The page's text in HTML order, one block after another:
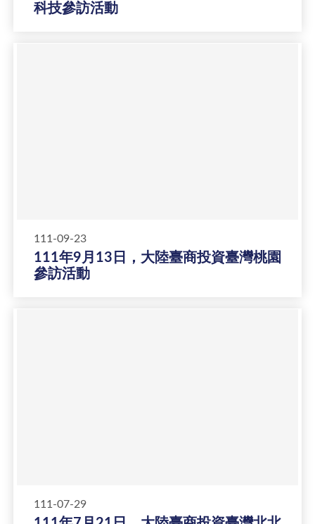
科技參訪活動
111-09-23
111年9月13日，大陸臺商投資臺灣桃園
參訪活動
111-07-29